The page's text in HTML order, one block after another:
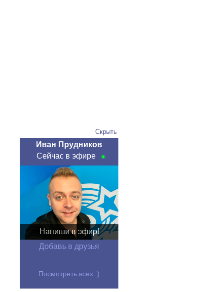
Скрыть
Иван Прудников
Сейчас в эфире
Напиши в эфир!
Добавь в друзья
Посмотреть всех :)